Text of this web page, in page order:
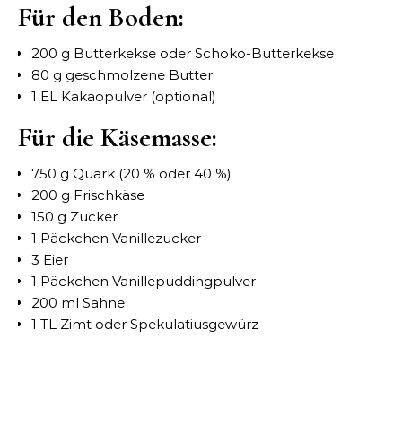
Für den Boden:
200 g Butterkekse oder Schoko-Butterkekse
80 g geschmolzene Butter
1 EL Kakaopulver (optional)
Für die Käsemasse:
750 g Quark (20 % oder 40 %)
200 g Frischkäse
150 g Zucker
1 Päckchen Vanillezucker
3 Eier
1 Päckchen Vanillepuddingpulver
200 ml Sahne
1 TL Zimt oder Spekulatiusgewürz